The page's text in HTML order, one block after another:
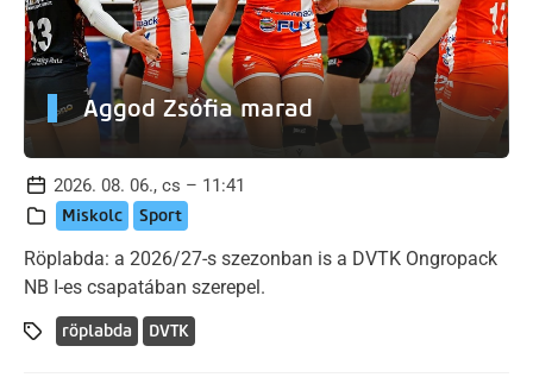
Aggod Zsófia marad
2026. 08. 06., cs – 11:41
Miskolc Sport
Röplabda: a 2026/27-s szezonban is a DVTK Ongropack
NB I-es csapatában szerepel.
röplabda DVTK